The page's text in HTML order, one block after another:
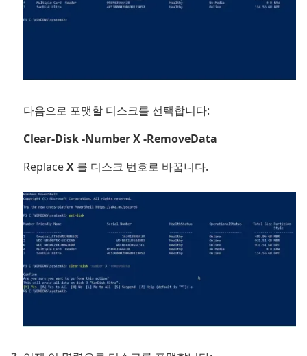
다음으로 포맷할 디스크를 선택합니다:
Clear-Disk -Number X -RemoveData
ReplaceX 를 디스크 번호로 바꿉니다.